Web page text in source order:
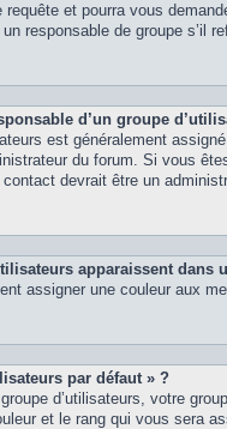
requête et pourra vous
responsable de groupe s’il
d’un groupe
est généralement
du forum. Si vous
devrait être un
apparaissent dans
assigner une couleur aux
par défaut » ?
d’utilisateurs, votre
et le rang qui vous sera